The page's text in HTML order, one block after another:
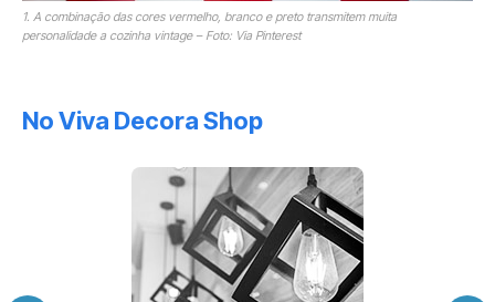
1. A combinação das cores vermelho, branco e preto transmitem muita
personalidade a cozinha vintage – Foto: Via Pinterest
No Viva Decora Shop